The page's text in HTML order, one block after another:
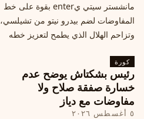
مانشستر سيتي يenter بقوة على خط
المفاوضات لضم بيدرو نيتو من تشيلسي،
وتزاحم الهلال الذي يطمح لتعزيز خطه
كورة
رئيس بشكتاش يوضح عدم
خسارة صفقة صلاح ولا
مفاوضات مع دياز
٥ أغسطس ٢٠٢٦